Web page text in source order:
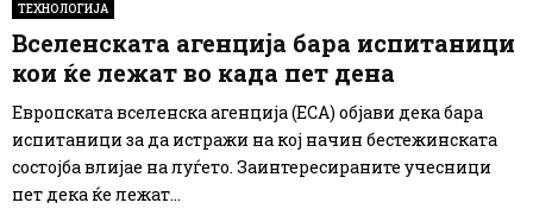
ТЕХНОЛОГИЈА
Вселенската агенција бара испитаници
кои ќе лежат во када пет дена
Европската вселенска агенција (ЕСА) објави дека бара
испитаници за да истражи на кој начин бестежинската
состојба влијае на луѓето. Заинтересираните учесници
пет дека ќе лежат...